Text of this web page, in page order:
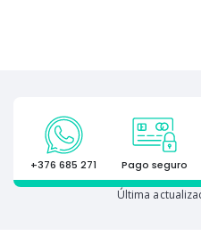
+376 685 271 Pago seguro
Última